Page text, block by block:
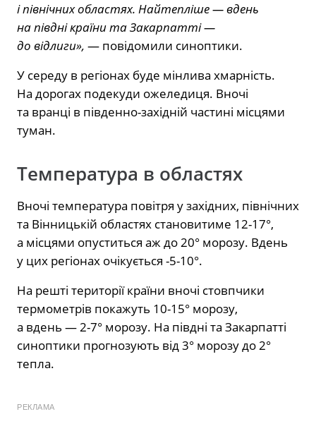
і північних областях. Найтепліше — вдень
на півдні країни та Закарпатті —
до відлиги», — повідомили синоптики.
У середу в регіонах буде мінлива хмарність.
На дорогах подекуди ожеледиця. Вночі
та вранці в південно-західній частині місцями
туман.
Температура в областях
Вночі температура повітря у західних, північних
та Вінницькій областях становитиме 12-17°,
а місцями опуститься аж до 20° морозу. Вдень
у цих регіонах очікується -5-10°.
На решті території країни вночі стовпчики
термометрів покажуть 10-15° морозу,
а вдень — 2-7° морозу. На півдні та Закарпатті
синоптики прогнозують від 3° морозу до 2°
тепла.
РЕКЛАМА